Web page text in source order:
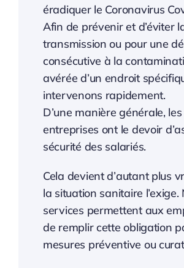
éradiquer le Coronavirus
Afin de prévenir et d’éviter
transmission ou pour une
consécutive à la
avérée d’un endroit
intervenons rapidement.
D’une manière générale, les
entreprises ont le devoir
sécurité des salariés.
Cela devient d’autant plus
la situation sanitaire l’exige.
services permettent aux
de remplir cette obligation
mesures préventive ou